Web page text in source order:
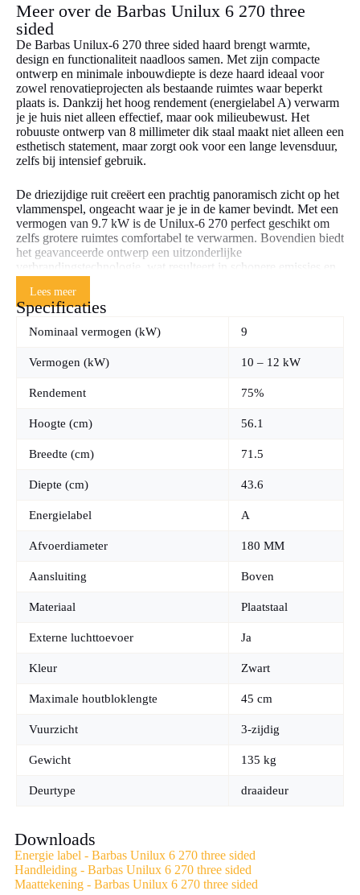
Meer over de Barbas Unilux 6 270 three
sided
De Barbas Unilux-6 270 three sided haard brengt warmte,
design en functionaliteit naadloos samen. Met zijn compacte
ontwerp en minimale inbouwdiepte is deze haard ideaal voor
zowel renovatieprojecten als bestaande ruimtes waar beperkt
plaats is. Dankzij het hoog rendement (energielabel A) verwarm
je je huis niet alleen effectief, maar ook milieubewust. Het
robuuste ontwerp van 8 millimeter dik staal maakt niet alleen een
esthetisch statement, maar zorgt ook voor een lange levensduur,
zelfs bij intensief gebruik.
De driezijdige ruit creëert een prachtig panoramisch zicht op het
vlammenspel, ongeacht waar je je in de kamer bevindt. Met een
vermogen van 9.7 kW is de Unilux-6 270 perfect geschikt om
zelfs grotere ruimtes comfortabel te verwarmen. Bovendien biedt
het geavanceerde ontwerp een uitzonderlijke
verbrandingstechnologie, wat resulteert in schonere emissies en
Of je nu na een lange dag wilt ontspannen bij een knisperend
haardvuur of je interieur een uniek centraal punt wilt geven, de
ervaring gecombineerd met modern vakmanschap.
Neem vandaag nog de stap naar ongeëvenaarde warmte en stijl
plek van ultieme ontspanning en charme.
Lees meer
Specificaties
Nominaal vermogen (kW) 9
Vermogen (kW) 10 – 12 kW
Rendement 75%
Hoogte (cm) 56.1
Breedte (cm) 71.5
Diepte (cm) 43.6
Energielabel A
Afvoerdiameter 180 MM
Aansluiting Boven
Materiaal Plaatstaal
Externe luchttoevoer Ja
Kleur Zwart
Maximale houtbloklengte 45 cm
Vuurzicht 3-zijdig
Gewicht 135 kg
Deurtype draaideur
Downloads
Energie label - Barbas Unilux 6 270 three sided
Handleiding - Barbas Unilux 6 270 three sided
Maattekening - Barbas Unilux 6 270 three sided